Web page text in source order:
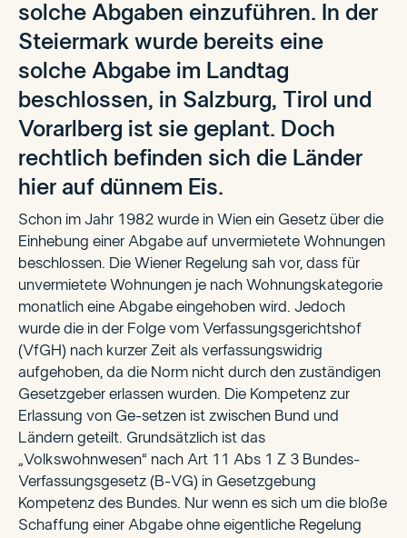
solche Abgaben einzuführen. In der
Steiermark wurde bereits eine
solche Abgabe im Landtag
beschlossen, in Salzburg, Tirol und
Vorarlberg ist sie geplant. Doch
rechtlich befinden sich die Länder
hier auf dünnem Eis.
Schon im Jahr 1982 wurde in Wien ein Gesetz über die
Einhebung einer Abgabe auf unvermietete Wohnungen
beschlossen. Die Wiener Regelung sah vor, dass für
unvermietete Wohnungen je nach Wohnungskategorie
monatlich eine Abgabe eingehoben wird. Jedoch
wurde die in der Folge vom Verfassungsgerichtshof
(VfGH) nach kurzer Zeit als verfassungswidrig
aufgehoben, da die Norm nicht durch den zuständigen
Gesetzgeber erlassen wurden. Die Kompetenz zur
Erlassung von Ge-setzen ist zwischen Bund und
Ländern geteilt. Grundsätzlich ist das
„Volkswohnwesen“ nach Art 11 Abs 1 Z 3 Bundes-
Verfassungsgesetz (B-VG) in Gesetzgebung
Kompetenz des Bundes. Nur wenn es sich um die bloße
Schaffung einer Abgabe ohne eigentliche Regelung